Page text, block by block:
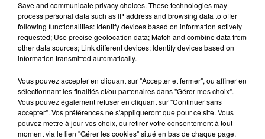
À Hoerdt, de l’eau brune sort des robinets
Depuis plusieurs jours, des habitants de Hoerdt ont vu de
l’eau brune s’écouler de leurs robinets. Face aux
nombreuses interrogations, la municipalité a pris...
Save and communicate privacy choices. These technologies may
process personal data such as IP address and browsing data to offer
following functionalities: Identify devices based on information actively
requested; Use precise geolocation data; Match and combine data from
other data sources; Link different devices; Identify devices based on
information transmitted automatically.
Vous pouvez accepter en cliquant sur "Accepter et fermer", ou affiner en
sélectionnant les finalités et/ou partenaires dans "Gérer mes choix".
Vous pouvez également refuser en cliquant sur "Continuer sans
accepter". Vos préférences ne s'appliqueront que pour ce site. Vous
pouvez mettre à jour vos choix, ou retirer votre consentement à tout
moment via le lien "Gérer les cookies" situé en bas de chaque page.